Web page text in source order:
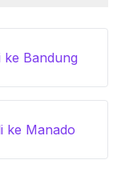
ke Bandung
ke Manado